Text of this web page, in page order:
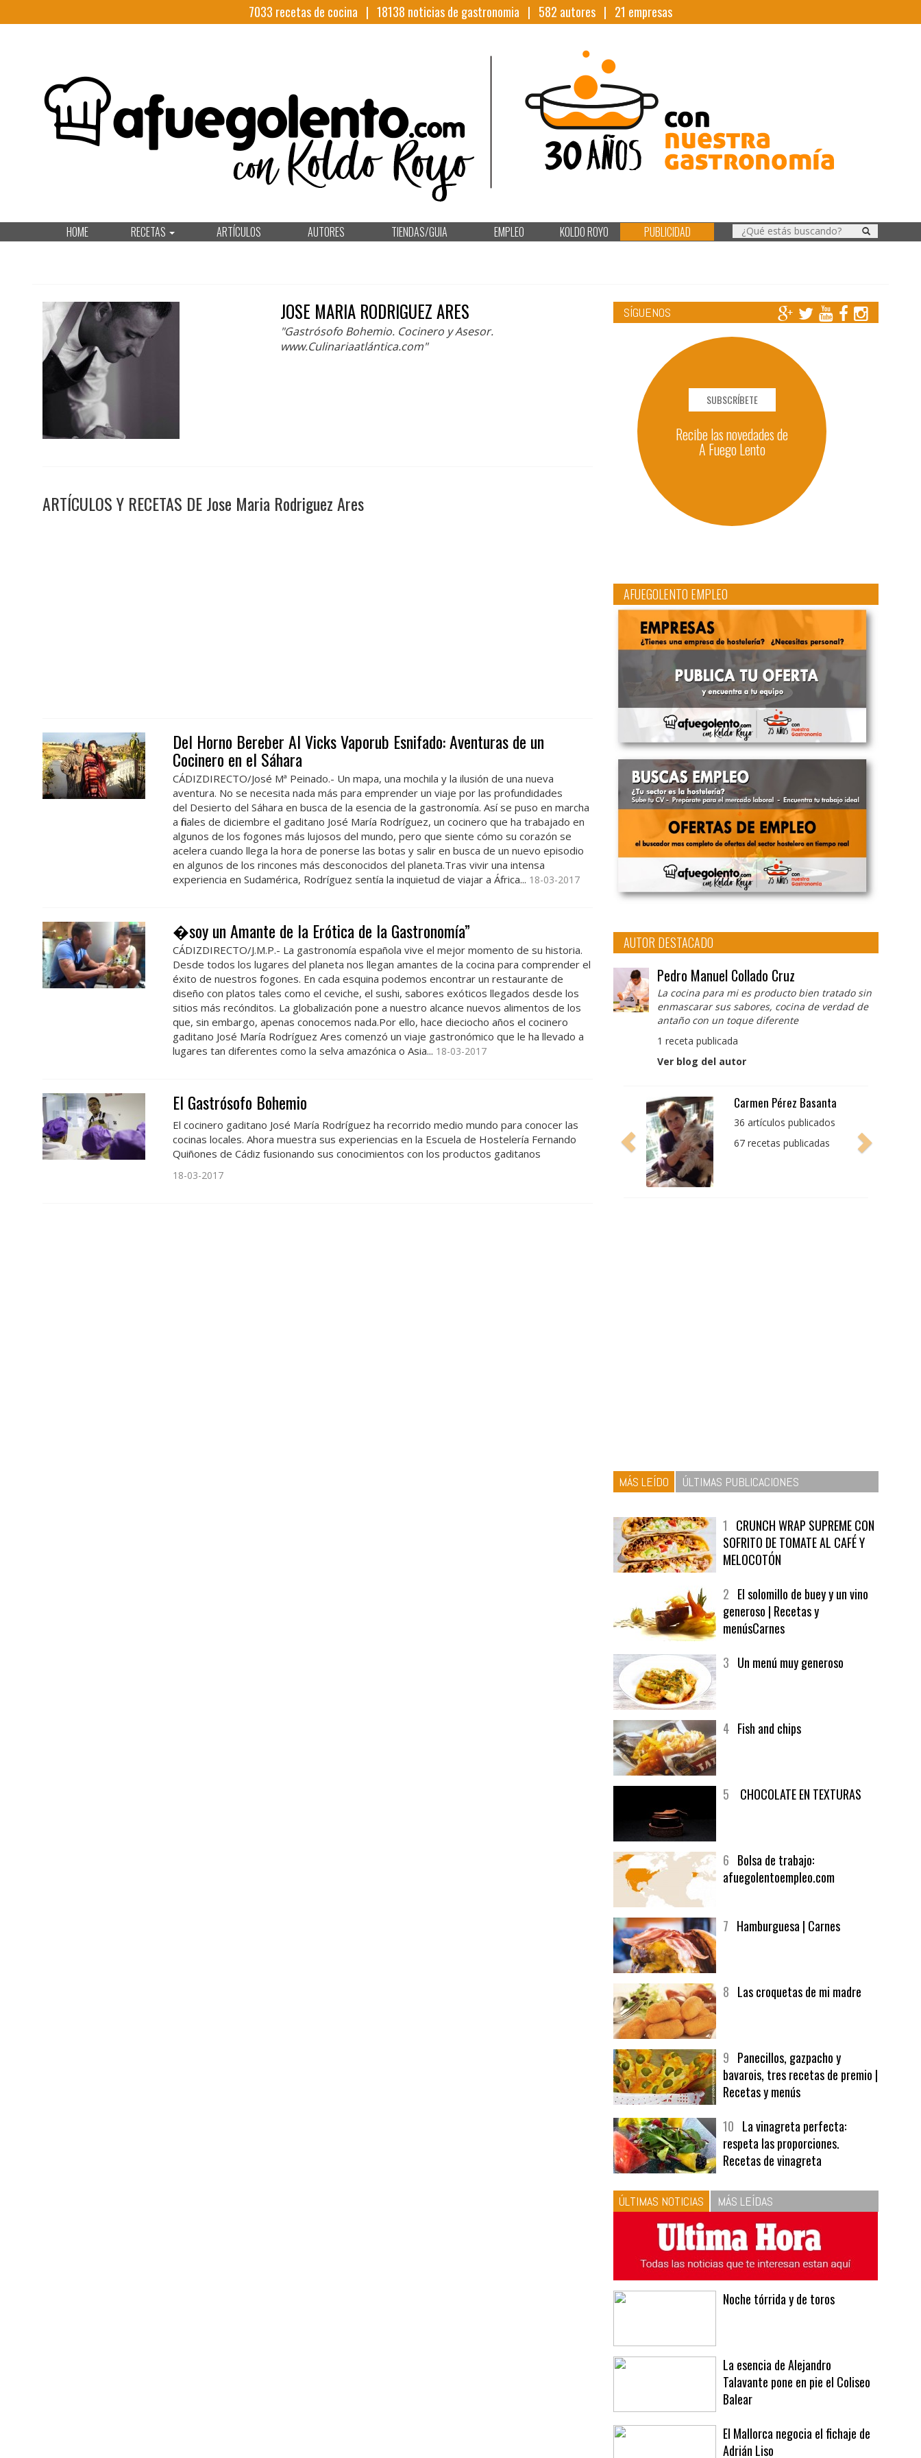
7033 recetas de cocina | 18138 noticias de gastronomia | 582 autores | 21 empresas
HOME RECETAS ARTÍCULOS AUTORES TIENDAS/GUIA EMPLEO KOLDO ROYO PUBLICIDAD
JOSE MARIA RODRIGUEZ ARES
"Gastrósofo Bohemio. Cocinero y Asesor.
www.Culinariaatlántica.com"
ARTÍCULOS Y RECETAS DE Jose Maria Rodriguez Ares
Del Horno Bereber Al Vicks Vaporub Esnifado: Aventuras de un
Cocinero en el Sáhara
CÁDIZDIRECTO/José Mª Peinado.- Un mapa, una mochila y la ilusión de una nueva
aventura. No se necesita nada más para emprender un viaje por las profundidades
del Desierto del Sáhara en busca de la esencia de la gastronomía. Así se puso en marcha
a finales de diciembre el gaditano José María Rodríguez, un cocinero que ha trabajado en
algunos de los fogones más lujosos del mundo, pero que siente cómo su corazón se
acelera cuando llega la hora de ponerse las botas y salir en busca de un nuevo episodio
en algunos de los rincones más desconocidos del planeta.Tras vivir una intensa
experiencia en Sudamérica, Rodríguez sentía la inquietud de viajar a África... 18-03-2017
�soy un Amante de la Erótica de la Gastronomía”
CÁDIZDIRECTO/J.M.P.- La gastronomía española vive el mejor momento de su historia.
Desde todos los lugares del planeta nos llegan amantes de la cocina para comprender el
éxito de nuestros fogones. En cada esquina podemos encontrar un restaurante de
diseño con platos tales como el ceviche, el sushi, sabores exóticos llegados desde los
sitios más recónditos. La globalización pone a nuestro alcance nuevos alimentos de los
que, sin embargo, apenas conocemos nada.Por ello, hace dieciocho años el cocinero
gaditano José María Rodríguez Ares comenzó un viaje gastronómico que le ha llevado a
lugares tan diferentes como la selva amazónica o Asia... 18-03-2017
El Gastrósofo Bohemio
El cocinero gaditano José María Rodríguez ha recorrido medio mundo para conocer las
cocinas locales. Ahora muestra sus experiencias en la Escuela de Hostelería Fernando
Quiñones de Cádiz fusionando sus conocimientos con los productos gaditanos
18-03-2017
SÍGUENOS
SUBSCRÍBETE
Recibe las novedades de
A Fuego Lento
AFUEGOLENTO EMPLEO
AUTOR DESTACADO
Pedro Manuel Collado Cruz
La cocina para mi es producto bien tratado sin
enmascarar sus sabores, cocina de verdad de
antaño con un toque diferente
1 receta publicada
Ver blog del autor
Pedro Manuel Collado
Cruz
producto bien tratado
MÁS LEÍDO ÚLTIMAS PUBLICACIONES
SOFRITO DE TOMATE AL CAFÉ Y
MELOCOTÓN
generoso | Recetas y
afuegolentoempleo.com
bavarois, tres recetas de premio |
Recetas y menús
respeta las proporciones.
Recetas de vinagreta
ÚLTIMAS NOTICIAS MÁS LEÍDAS
Talavante pone en pie el Coliseo
Balear